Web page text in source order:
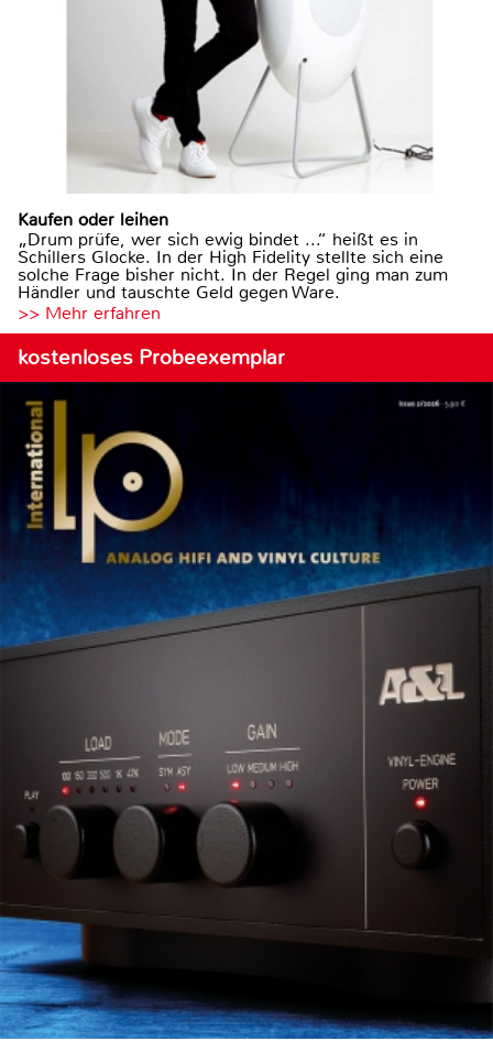
Kaufen oder leihen
„Drum prüfe, wer sich ewig bindet ...“ heißt es in
Schillers Glocke. In der High Fidelity stellte sich eine
solche Frage bisher nicht. In der Regel ging man zum
Händler und tauschte Geld gegen Ware.
>> Mehr erfahren
kostenloses Probeexemplar